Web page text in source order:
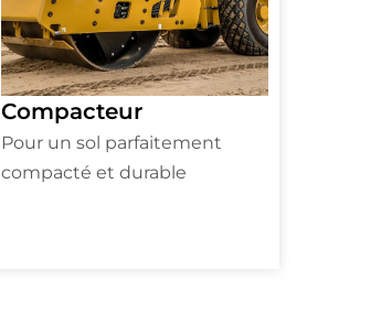
Compacteur
Pour un sol parfaitement
compacté et durable